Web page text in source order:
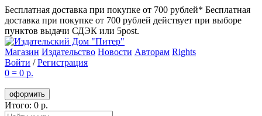
Бесплатная доставка при покупке от 700 рублей* Бесплатная
доставка при покупке от 700 рублей действует при выборе
пунктов выдачи СДЭК или 5post.
Магазин Издательство Новости Авторам Rights
Войти /Регистрация
0 = 0 р.
оформить
Итого: 0 р.